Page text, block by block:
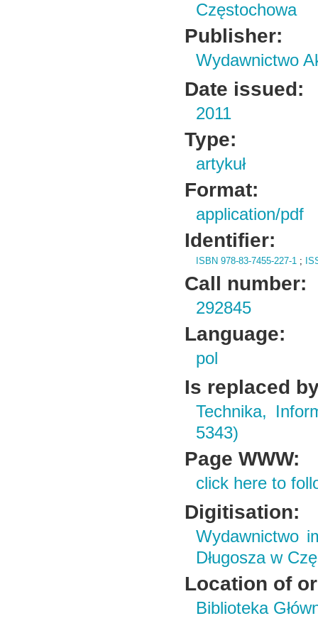
Częstochowa
Publisher:
Wydawnictwo
Date issued:
2011
Type:
artykuł
Format:
application/pdf
Identifier:
ISBN 978-83-7455-227-1 ;
Call number:
292845
Language:
pol
Is replaced
Technika,
5343)
Page WWW:
click here to
Digitisation:
Wydawnictwo
Długosza w
Location of
Biblioteka